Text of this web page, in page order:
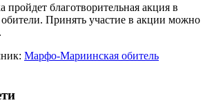
пройдет благотворительная акция в
Принять участие в акции можно
.
Марфо-Мариинская обитель